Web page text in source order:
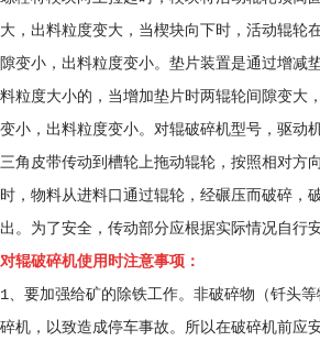
大，出料粒度变大，当楔块向下时，活动辊轮
隙变小，出料粒度变小。垫片装置是通过增减
料粒度大小的，当增加垫片时两辊轮间隙变大
变小，出料粒度变小。对辊破碎机型号，驱动
三角皮带传动到槽轮上拖动辊轮，按照相对方
时，物料从进料口通过辊轮，经碾压而破碎，
出。为了安全，传动部分应根据实际情况自行
对辊破碎机使用时注意事项：
1、要加强给矿的除铁工作。非破碎物（钎头
碎机，以致造成停车事故。所以在破碎机前应